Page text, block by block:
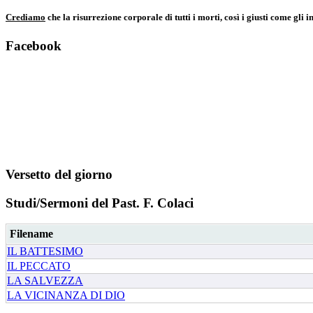
Crediamo che la risurrezione corporale di tutti i morti, così i giusti come gli
Facebook
Versetto del giorno
Studi/Sermoni del Past. F. Colaci
Filename
IL BATTESIMO
IL PECCATO
LA SALVEZZA
LA VICINANZA DI DIO